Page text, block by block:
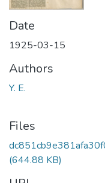
Date
1925-03-15
Authors
Y. E.
Files
(644.88 KB)